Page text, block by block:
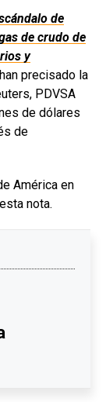
de
de crudo de
y
precisado la
PDVSA
de dólares
de
América en
nota.